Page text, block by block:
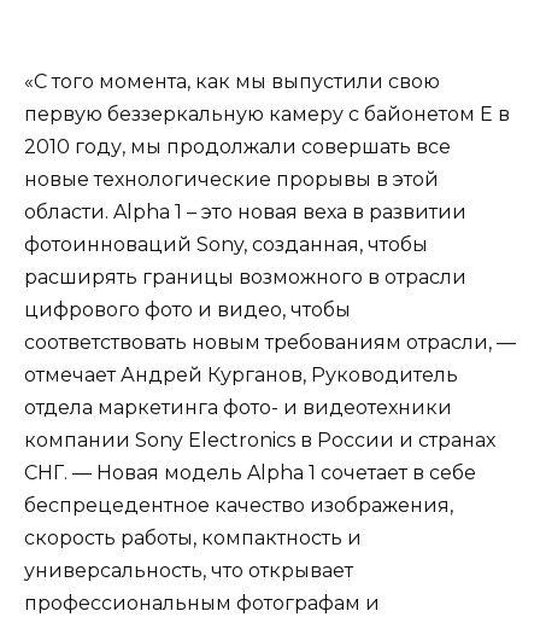
«С того момента, как мы выпустили свою
первую беззеркальную камеру с байонетом E в
2010 году, мы продолжали совершать все
новые технологические прорывы в этой
области. Alpha 1 – это новая веха в развитии
фотоинноваций Sony, созданная, чтобы
расширять границы возможного в отрасли
цифрового фото и видео, чтобы
соответствовать новым требованиям отрасли, —
отмечает Андрей Курганов, Руководитель
отдела маркетинга фото- и видеотехники
компании Sony Electronics в России и странах
СНГ. — Новая модель Alpha 1 сочетает в себе
беспрецедентное качество изображения,
скорость работы, компактность и
универсальность, что открывает
профессиональным фотографам и